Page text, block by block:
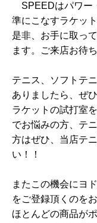
SPEEDはパワー
準にこなすラケッ
是非、お手に取っ
ます。ご来店お待
テニス、ソフトテ
ありましたら、ぜ
ラケットの試打室
でお悩みの方、テ
方はぜひ、当店テ
い！！
またこの機会にヨ
をご登録頂くのを
ほとんどの商品が